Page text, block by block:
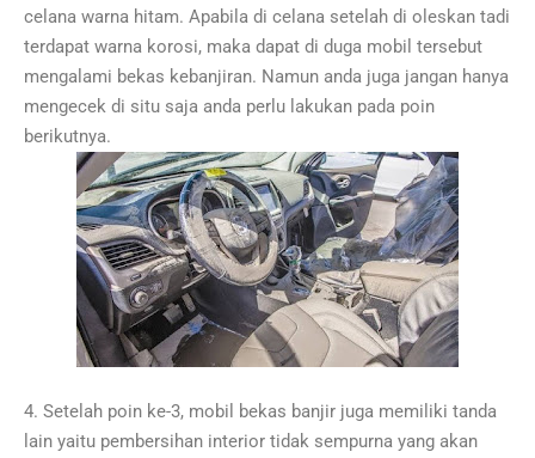
celana warna hitam. Apabila di celana setelah di oleskan tadi
terdapat warna korosi, maka dapat di duga mobil tersebut
mengalami bekas kebanjiran. Namun anda juga jangan hanya
mengecek di situ saja anda perlu lakukan pada poin
berikutnya.
4. Setelah poin ke-3, mobil bekas banjir juga memiliki tanda
lain yaitu pembersihan interior tidak sempurna yang akan